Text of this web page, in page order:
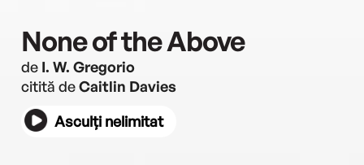
None of the Above
de I. W. Gregorio
citită deCaitlin Davies
Asculți nelimitat